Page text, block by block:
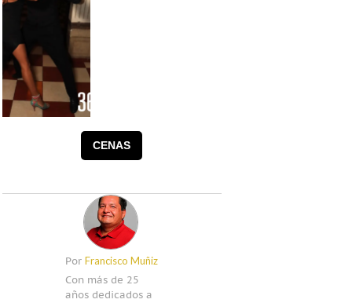
CENAS
Por Francisco Muñiz
Con más de 25
años dedicados a